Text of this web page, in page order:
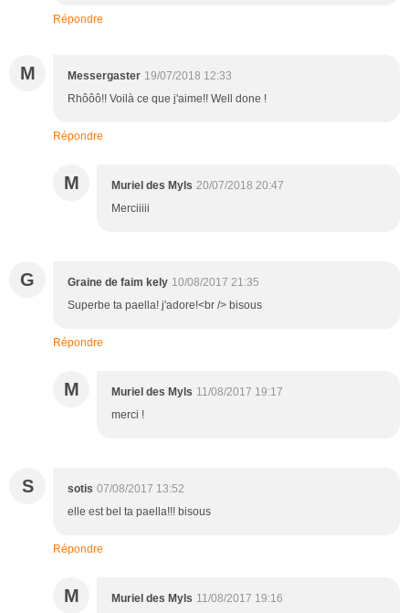
Répondre
M Messergaster 19/07/2018 12:33
Rhôôô!! Voilà ce que j'aime!! Well done !
Répondre
M Muriel des Myls 20/07/2018 20:47
Merciiiii
G Graine de faim kely 10/08/2017 21:35
Superbe ta paella! j'adore!<br /> bisous
Répondre
M Muriel des Myls 11/08/2017 19:17
merci !
S sotis 07/08/2017 13:52
elle est bel ta paella!!! bisous
Répondre
M Muriel des Myls 11/08/2017 19:16